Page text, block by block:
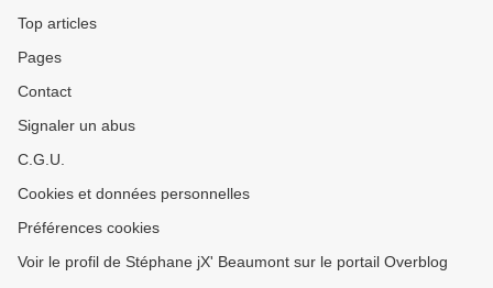
Top articles
Pages
Contact
Signaler un abus
C.G.U.
Cookies et données personnelles
Préférences cookies
Voir le profil de Stéphane jX' Beaumont sur le portail Overblog